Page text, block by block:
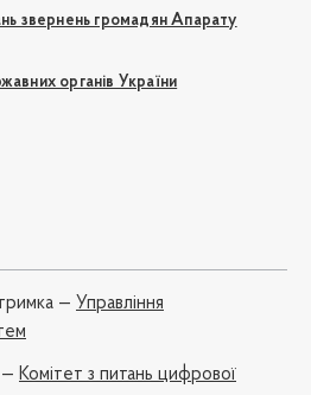
звернень громадян Апарату
органів України
— Управління
— Комітет з питань цифрової